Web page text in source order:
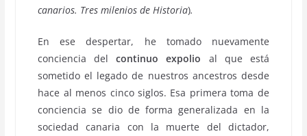
canarios. Tres milenios de Historia).
En ese despertar, he tomado nuevamente
conciencia delcontinuo expolio al que está
sometido el legado de nuestros ancestros desde
hace al menos cinco siglos. Esa primera toma de
conciencia se dio de forma generalizada en la
sociedad canaria con la muerte del dictador,